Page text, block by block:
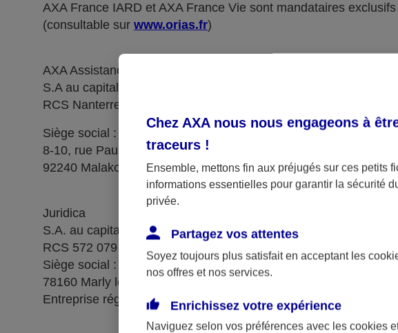
AXA France IARD et AXA France Vie sont mandataires
(consultable sur www.orias.fr)
AXA Assistance France Assurances,
S.A au capital de 51 429 430,40 €,
RCS Nanterre 415 392 724
Siège social :
8-10, rue Paul Vaillant Couturier
92240 Malakoff
Juridica
S.A. au capital de 14 627 854,68 €
RCS 572 079 150 Versailles
Siège social : 1, place Victorien Sardou
78160 Marly le Roi
Entreprise régie par le code des assurances
Chez AXA nous nous engageons à
traceurs !
Ensemble, mettons fin aux préjugés sur ces petits
informations essentielles pour garantir la sécurité
privée.
Partagez vos attentes
Soyez toujours plus satisfait en acceptant les
nos offres et nos services.
Enrichissez votre expérience
Naviguez selon vos préférences avec les cookies